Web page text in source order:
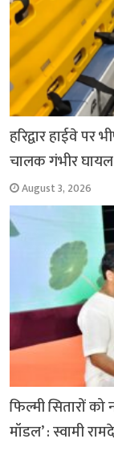
हरिद्वार हाईवे
चालक गंभीर घायल
August 3, 2026
फिल्मी सितारों
मॉडल’ : स्वामी